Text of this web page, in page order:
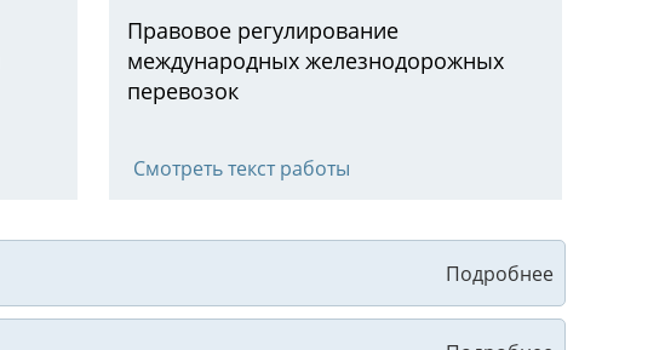
Правовое регулирование
международных железнодорожных
перевозок
Смотреть текст работы